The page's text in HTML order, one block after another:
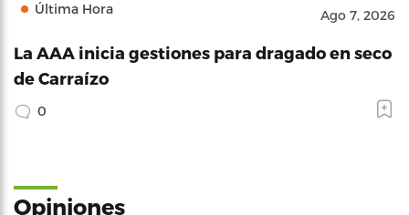
Última Hora Ago 7, 2026
La AAA inicia gestiones para dragado en seco
de Carraízo
0
Opiniones